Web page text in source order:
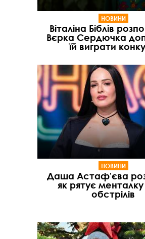
НОВИНИ
Віталіна Біблів
Вєрка Сердючка
їй виграти
НОВИНИ
Даша Астафʼєва
як рятує менталку
обстрілів